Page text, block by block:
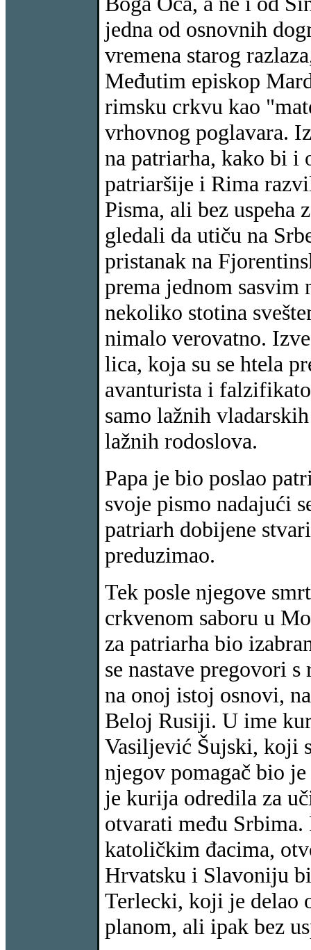
jedna od osnovnih
vremena starog
Međutim episkop
rimsku crkvu kao
vrhovnog poglavara.
na patriarha, kako bi i
patriaršije i Rima
Pisma, ali bez uspeha
gledali da utiču na
pristanak na
prema jednom sasvim
nekoliko stotina
nimalo verovatno.
lica, koja su se htela
avanturista i
samo lažnih
lažnih rodoslova.
Papa je bio poslao
svoje pismo nadajući
patriarh dobijene
preduzimao.
Tek posle njegove
crkvenom saboru u
za patriarha bio
se nastave pregovori
na onoj istoj osnovi,
Beloj Rusiji. U ime
Vasiljević Šujski, koji
njegov pomagač bio
je kurija odredila za
otvarati među
katoličkim đacima,
Hrvatsku i Slavoniju
Terlecki, koji je delao
planom, ali ipak bez